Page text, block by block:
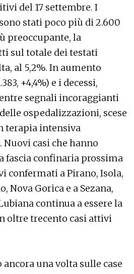
del 17 settembre. I
stati poco più di 2.600
preoccupante, la
sul totale dei testati
al 5,2%. In aumento
+4,4%) e i decessi,
segnali incoraggianti
ospedalizzazioni, scese
terapia intensiva
casi che hanno
fascia confinaria prossima
confermati a Pirano, Isola,
Nova Gorica e a Sezana,
continua a essere la
oltre trecento casi attivi
una volta sulle case